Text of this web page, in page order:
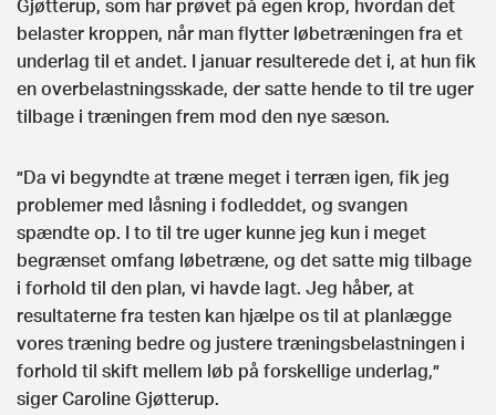
Gjøtterup, som har prøvet på egen krop, hvordan det
belaster kroppen, når man flytter løbetræningen fra et
underlag til et andet. I januar resulterede det i, at hun fik
en overbelastningsskade, der satte hende to til tre uger
tilbage i træningen frem mod den nye sæson.
”Da vi begyndte at træne meget i terræn igen, fik jeg
problemer med låsning i fodleddet, og svangen
spændte op. I to til tre uger kunne jeg kun i meget
begrænset omfang løbetræne, og det satte mig tilbage
i forhold til den plan, vi havde lagt. Jeg håber, at
resultaterne fra testen kan hjælpe os til at planlægge
vores træning bedre og justere træningsbelastningen i
forhold til skift mellem løb på forskellige underlag,”
siger Caroline Gjøtterup.